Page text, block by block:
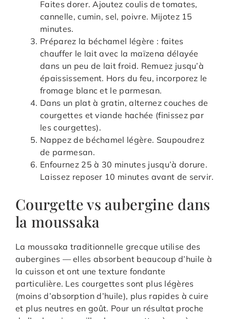
Faites dorer. Ajoutez coulis de tomates,
cannelle, cumin, sel, poivre. Mijotez 15
minutes.
Préparez la béchamel légère : faites
chauffer le lait avec la maïzena délayée
dans un peu de lait froid. Remuez jusqu’à
épaississement. Hors du feu, incorporez le
fromage blanc et le parmesan.
Dans un plat à gratin, alternez couches de
courgettes et viande hachée (finissez par
les courgettes).
Nappez de béchamel légère. Saupoudrez
de parmesan.
Enfournez 25 à 30 minutes jusqu’à dorure.
Laissez reposer 10 minutes avant de servir.
Courgette vs aubergine dans
la moussaka
La moussaka traditionnelle grecque utilise des
aubergines — elles absorbent beaucoup d’huile à
la cuisson et ont une texture fondante
particulière. Les courgettes sont plus légères
(moins d’absorption d’huile), plus rapides à cuire
et plus neutres en goût. Pour un résultat proche